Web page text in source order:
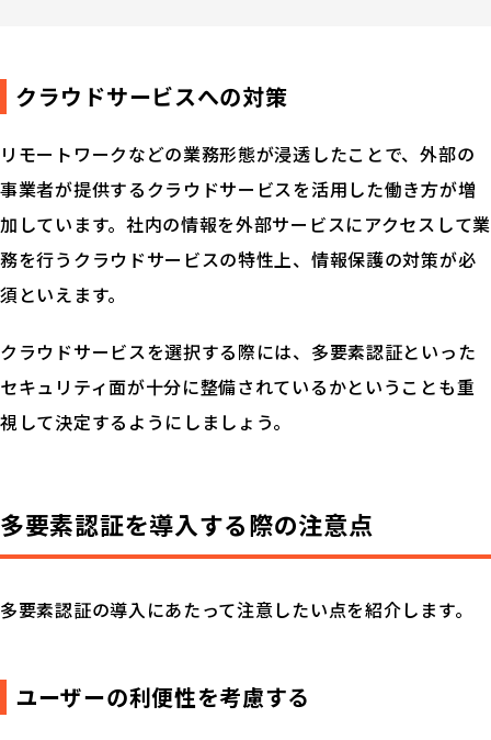
クラウドサービスへの対策
リモートワークなどの業務形態が浸透したことで、外部の
事業者が提供するクラウドサービスを活用した働き方が増
加しています。社内の情報を外部サービスにアクセスして業
務を行うクラウドサービスの特性上、情報保護の対策が必
須といえます。
クラウドサービスを選択する際には、多要素認証といった
セキュリティ面が十分に整備されているかということも重
視して決定するようにしましょう。
多要素認証を導入する際の注意点
多要素認証の導入にあたって注意したい点を紹介します。
ユーザーの利便性を考慮する